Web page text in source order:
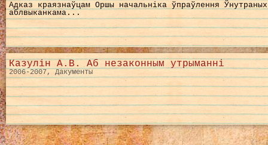
Адказ краязнаўцам Оршы начальніка ўпраўлення
аблвыканкама...
Казулін А.В. Аб незаконным утрыманні
2006-2007, Дакументы